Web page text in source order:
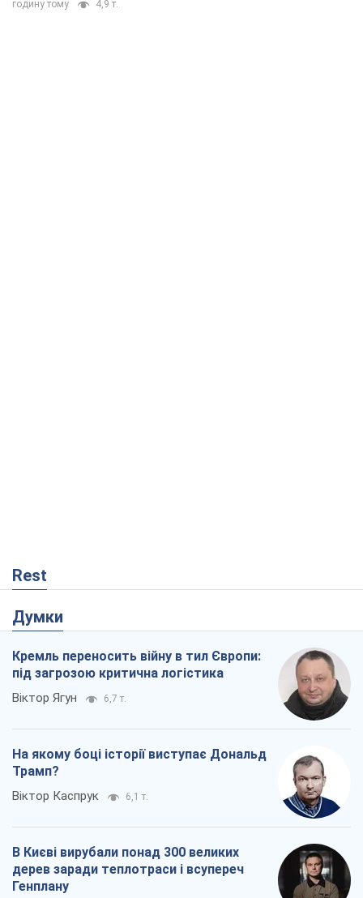
годину тому 4,9 т.
Rest
Думки
Кремль переносить війну в тил Європи:
під загрозою критична логістика
Віктор Ягун 6,7 т.
На якому боці історії виступає Дональд
Трамп?
Віктор Каспрук 6,1 т.
В Києві вирубали понад 300 великих
дерев заради теплотраси і всупереч
Генплану